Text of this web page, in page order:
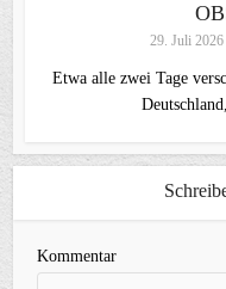
29. Juli 2026
Etwa alle zwei Tage
Kommentar